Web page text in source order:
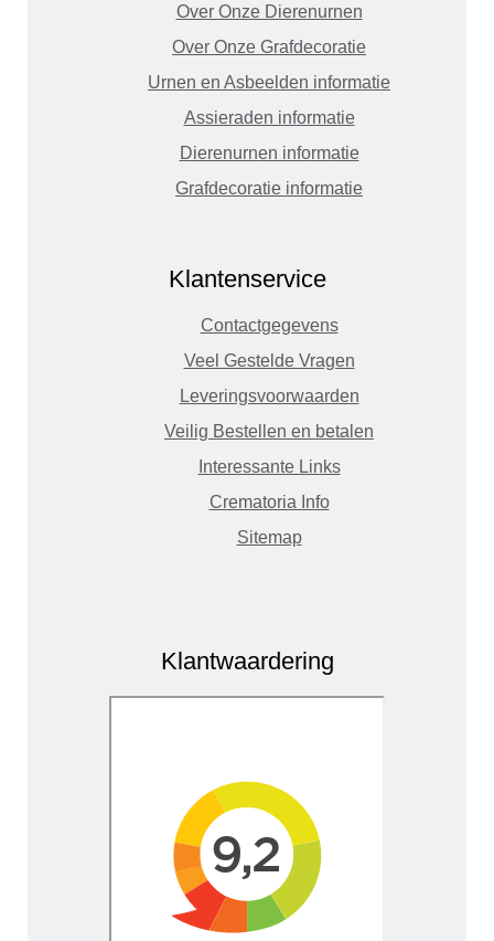
Over Onze Dierenurnen
Over Onze Grafdecoratie
Urnen en Asbeelden informatie
Assieraden informatie
Dierenurnen informatie
Grafdecoratie informatie
Klantenservice
Contactgegevens
Veel Gestelde Vragen
Leveringsvoorwaarden
Veilig Bestellen en betalen
Interessante Links
Crematoria Info
Sitemap
Klantwaardering